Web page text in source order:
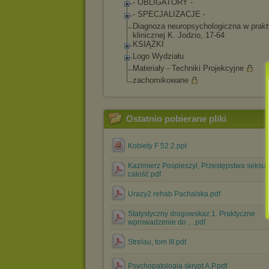
- OBLIGATORY -
- SPECJALIZACJE -
Diagnoza neuropsychologiczna w
klinicznej K. Jodzio, 17-64
KSIĄŻKI
Logo Wydziału
Materiały - Techniki Projekcyjne
zachomikowane
Ostatnio pobierane pliki
Kobiety F 52.2.ppt
Kazimierz Pospieszyl, Przestępstwa
całość.pdf
Urazy2 rehab Pachalska.pdf
Statystyczny drogowskaz 1. Praktyczne
wprowadzenie do ....pdf
Strelau, tom III.pdf
Psychopatologia skrypt A.P.pdf